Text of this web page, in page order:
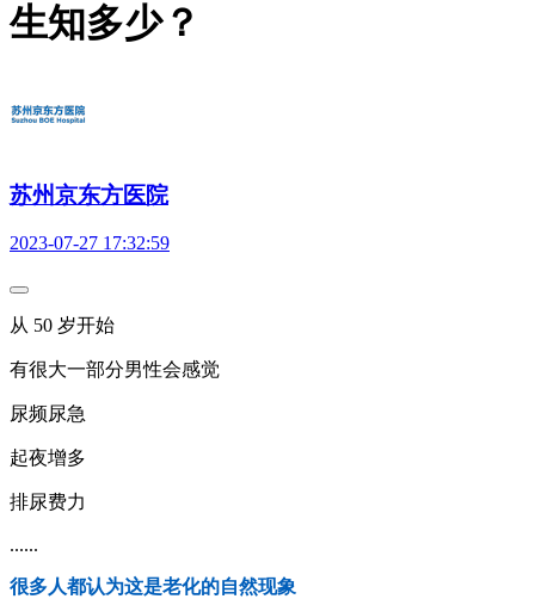
生知多少？
苏州京东方医院
2023-07-27 17:32:59
从 50 岁开始
有很大一部分男性会感觉
尿频尿急
起夜增多
排尿费力
......
很多人都认为这是老化的自然现象